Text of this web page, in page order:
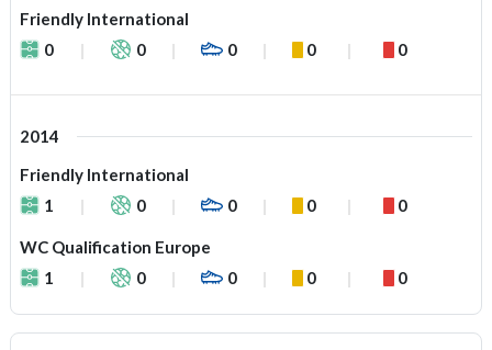
Friendly International
0
0 0 0 0
2014
Friendly International
1
0 0 0 0
WC Qualification Europe
1
0 0 0 0